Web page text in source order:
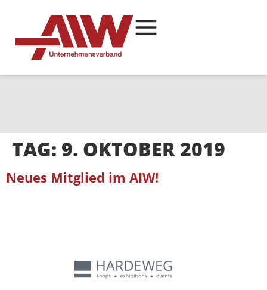
TAG: 9. OKTOBER 2019
Neues Mitglied im AIW!